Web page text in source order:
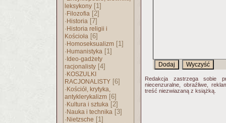
leksykony [1]
· Filozofia [2]
· Historia [7]
· Historia religii i
Kościoła [6]
· Homoseksualizm [1]
· Humanistyka [1]
· Ideo-gadżety
racjonalisty [4]
· KOSZULKI
RACJONALISTY [6]
· Kościół, krytyka,
antyklerykalizm [6]
· Kultura i sztuka [2]
· Nauka i technika [3]
· Nietzsche [1]
Redakcja zastrzega sobie
niecenzuralne, obraźliwe,
treść niezwiazaną z książką.